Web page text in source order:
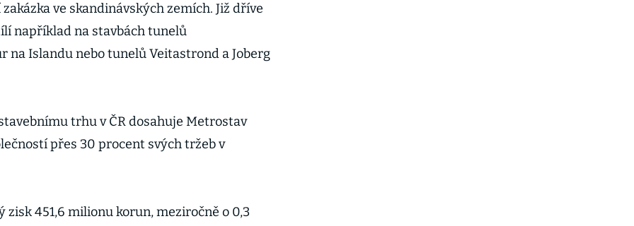
ve skandinávských zemích. Již dříve
například na stavbách tunelů
Islandu nebo tunelů Veitastrond a Joberg
trhu v ČR dosahuje Metrostav
přes 30 procent svých tržeb v
451,6 milionu korun, meziročně o 0,3